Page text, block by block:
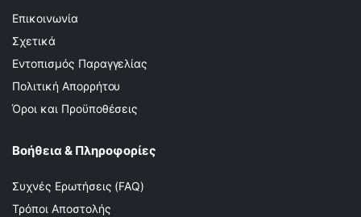
Επικοινωνία
Σχετικά
Εντοπισμός Παραγγελίας
Πολιτική Απορρήτου
Όροι και Προϋποθέσεις
Βοήθεια & Πληροφορίες
Συχνές Ερωτήσεις (FAQ)
Τρόποι Αποστολής